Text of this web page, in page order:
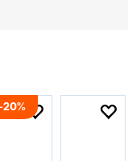
20%